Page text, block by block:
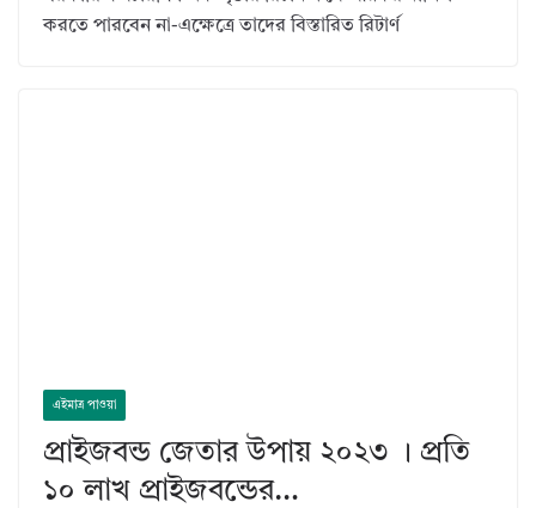
করতে পারবেন না-এক্ষেত্রে তাদের বিস্তারিত রিটার্ণ
এইমাত্র পাওয়া
প্রাইজবন্ড জেতার উপায় ২০২৩ । প্রতি
১০ লাখ প্রাইজবন্ডের…